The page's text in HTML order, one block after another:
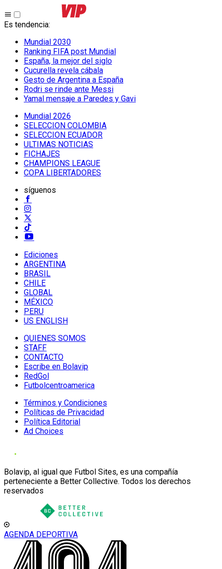
Es tendencia:
Mundial 2030
Ranking FIFA post Mundial
España, la mejor del siglo
Cucurella revela cábala
Gesto de Argentina a España
Rodri se rinde ante Messi
Yamal mensaje a Paredes y Gavi
Mundial 2026
SELECCION COLOMBIA
SELECCION ECUADOR
ULTIMAS NOTICIAS
FICHAJES
CHAMPIONS LEAGUE
COPA LIBERTADORES
síguenos
Ediciones
ARGENTINA
BRASIL
CHILE
GLOBAL
MÉXICO
PERU
US ENGLISH
QUIENES SOMOS
STAFF
CONTACTO
Escribe en Bolavip
RedGol
Futbolcentroamerica
Términos y Condiciones
Políticas de Privacidad
Política Editorial
Ad Choices
Bolavip, al igual que Futbol Sites, es una compañía
perteneciente a Better Collective. Todos los derechos
reservados
AGENDA DEPORTIVA